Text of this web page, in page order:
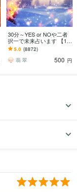
30分～YES or NOや二者
択一で未来占います 【1回
2問】恋愛、仕事、人間関
係etc…☆おみくじタロッ
ト☆
5.0 (8872)
翡 翠
500 円